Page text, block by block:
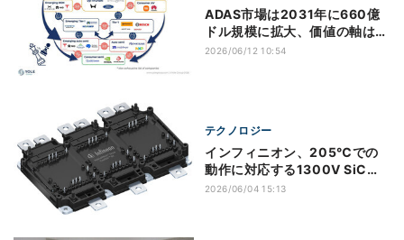
ADAS市場は2031年に660億
ドル規模に拡大、価値の軸はセ
ンサからソフトへ Yole予測
2026/06/12 10:54
テクノロジー
インフィニオン、205℃での
動作に対応する1300V SiCモ
ジュールを発表
2026/06/04 15:13